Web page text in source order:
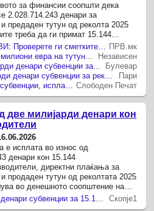
за финансии соопшти дека
2.028.714.243 денари за
предаден тутун од реколта 2025
треба да ги примат 15.144
ПРВ.мк
Независен
Булевар
Пари
Слободен Печат
милијарди денари кон
е исплата во износ од
денари кон 15.144
директни плаќања за
продаден тутун од реколтата 2025
во денешното соопштение на
за земјоделство, шумарство и
Скопје1